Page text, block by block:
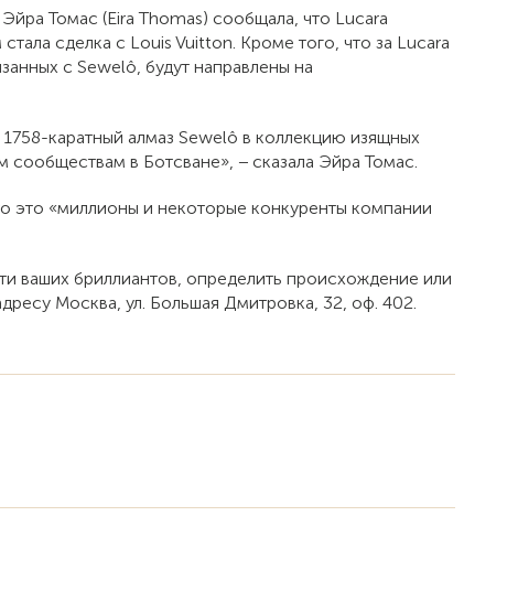
Томас (Eira Thomas) сообщала, что Lucara
сделка с Louis Vuitton. Кроме того, что за Lucara
с Sewelô, будут направлены на
каратный алмаз Sewelô в коллекцию изящных
сообществам в Ботсване», − сказала Эйра Томас.
это «миллионы и некоторые конкуренты компании
ваших бриллиантов, определить происхождение или
Москва, ул. Большая Дмитровка, 32, оф. 402.